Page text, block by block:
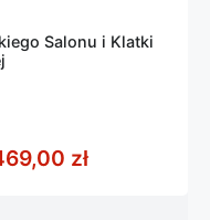
Salonu i Klatki
złZakres